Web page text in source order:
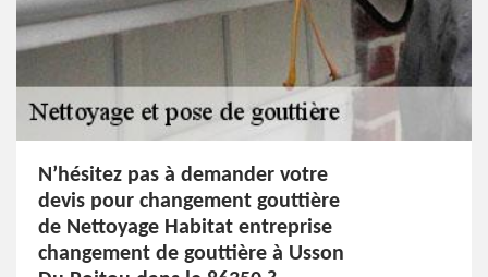
N’hésitez pas à demander votre
devis pour changement gouttière
de Nettoyage Habitat entreprise
changement de gouttière à Usson